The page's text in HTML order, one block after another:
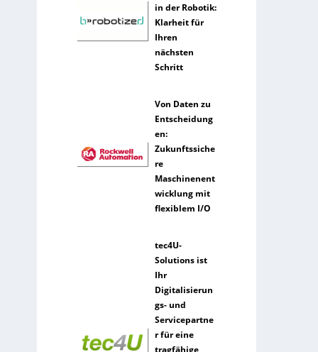
t
t
i
in der Robotik:
Klarheit für
Ihren
nächsten
Schritt
Von Daten zu
Entscheidung
en:
Zukunftssiche
re
Maschinenent
wicklung mit
flexiblem I/O
tec4U-
Solutions ist
Ihr
Digitalisierun
gs- und
Servicepartne
r für eine